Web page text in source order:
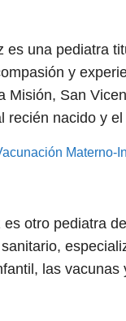
es una pediatra
y
Misión, San
recién nacido y
Materno-
otro pediatra
las